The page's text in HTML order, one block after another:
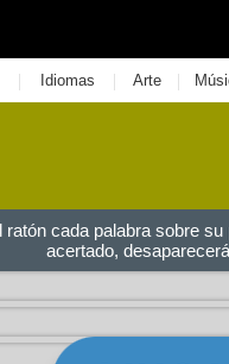
| Idiomas | Arte |
ratón cada palabra sobre
acertado,